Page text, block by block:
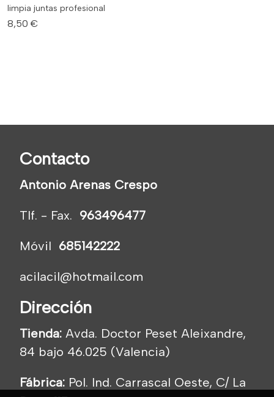
limpia juntas profesional
8,50 €
Contacto
Antonio Arenas Crespo
Tlf. - Fax. 963496477
Móvil 685142222
acilacil@hotmail.com
Dirección
Tienda: Avda. Doctor Peset Aleixandre,
84 bajo 46.025 (Valencia)
Fábrica: Pol. Ind. Carrascal Oeste, C/ La